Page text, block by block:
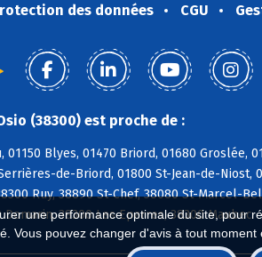
une performance optimale du site, pour
Vous pouvez changer d'avis à tout
des données CGU
(38300) est proche de :
Blyes, 01470 Briord, 01680 Groslée,
de-Briord, 01800 St-Jean-de-Niost,
Ruy, 38890 St-Chef, 38080 St-Marcel-
38300 Les Eparres, 38300 Maubec